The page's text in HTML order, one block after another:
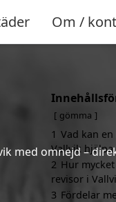
Om /
med omnejd –
gömma
1 Vad kan
Vallvik hjälpa
2 Hur
revisor i
3 Fördelar